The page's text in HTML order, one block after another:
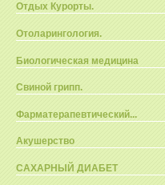
Отдых Курорты.
Отоларингология.
Биологическая медицина
Свиной грипп.
Фарматерапевтический...
Акушерство
САХАРНЫЙ ДИАБЕТ